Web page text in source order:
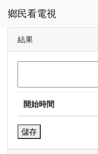
鄉民看電視
結果
開始時間
儲存